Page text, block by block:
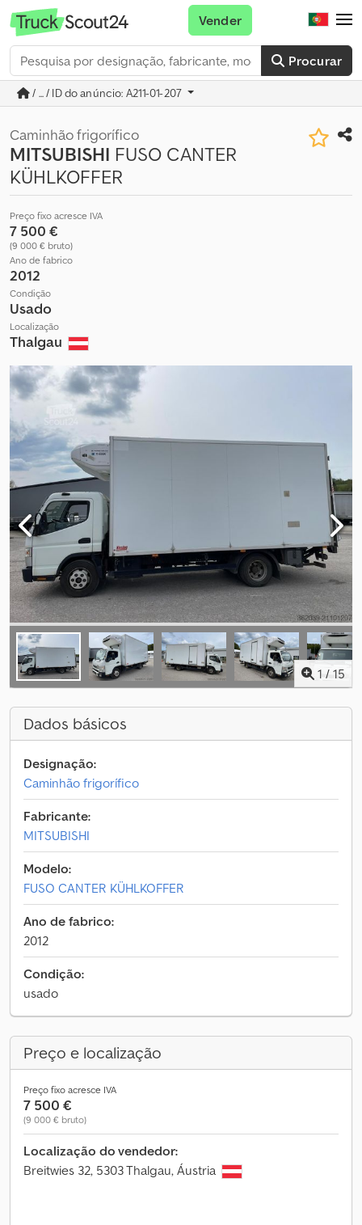
Procurar
Vender
/ ... / ID do anúncio: A211-01-207
Caminhão frigorífico
MITSUBISHI FUSO CANTER
KÜHLKOFFER
Preço fixo acresce IVA
7 500 €
(9 000 € bruto)
Ano de fabrico
2012
Condição
Usado
Localização
Thalgau
1 / 15
Dados básicos
Designação:
Caminhão frigorífico
Fabricante:
MITSUBISHI
Modelo:
FUSO CANTER KÜHLKOFFER
Ano de fabrico:
2012
Condição:
usado
Preço e localização
Preço fixo acresce IVA
7 500 €
(9 000 € bruto)
Localização do vendedor:
Breitwies 32, 5303 Thalgau, Áustria